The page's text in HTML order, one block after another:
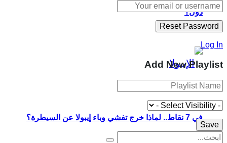
دول؟
في 7 نقاط.. لماذا خرج تفشي وباء إيبولا عن السيطرة؟
Log In
Add New Playlist